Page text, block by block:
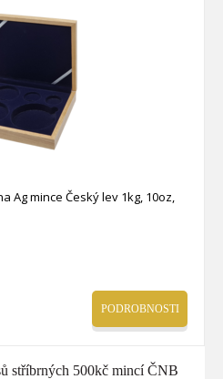
Ag mince Český lev 1kg, 10oz,
PODROBNOSTI
stříbrných 500kč mincí ČNB